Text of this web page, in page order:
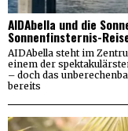
AIDAbella und die
Sonnenfinsternis-
AIDAbella steht im
einem der
– doch das
bereits